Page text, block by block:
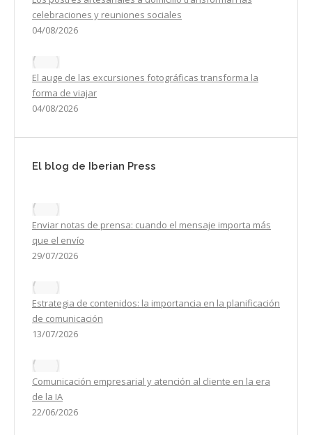
celebraciones y reuniones sociales
04/08/2026
El auge de las excursiones fotográficas transforma la
forma de viajar
04/08/2026
El blog de Iberian Press
Enviar notas de prensa: cuando el mensaje importa más
que el envío
29/07/2026
Estrategia de contenidos: la importancia en la planificación
de comunicación
13/07/2026
Comunicación empresarial y atención al cliente en la era
de la IA
22/06/2026